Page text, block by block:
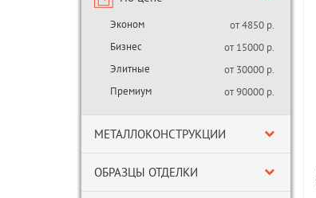
Эконом
от 4850 р.
Бизнес
от 15000 р.
Элитные
от 30000 р.
Премиум
от 90000 р.
МЕТАЛЛОКОНСТРУКЦИИ
ОБРАЗЦЫ ОТДЕЛКИ